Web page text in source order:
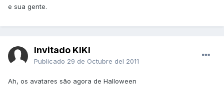
e sua gente.
Invitado KIKI
Publicado 29 de Octubre del 2011
Ah, os avatares são agora de Halloween